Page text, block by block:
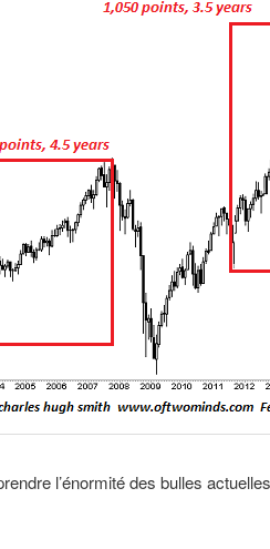
l’énormité des bulles